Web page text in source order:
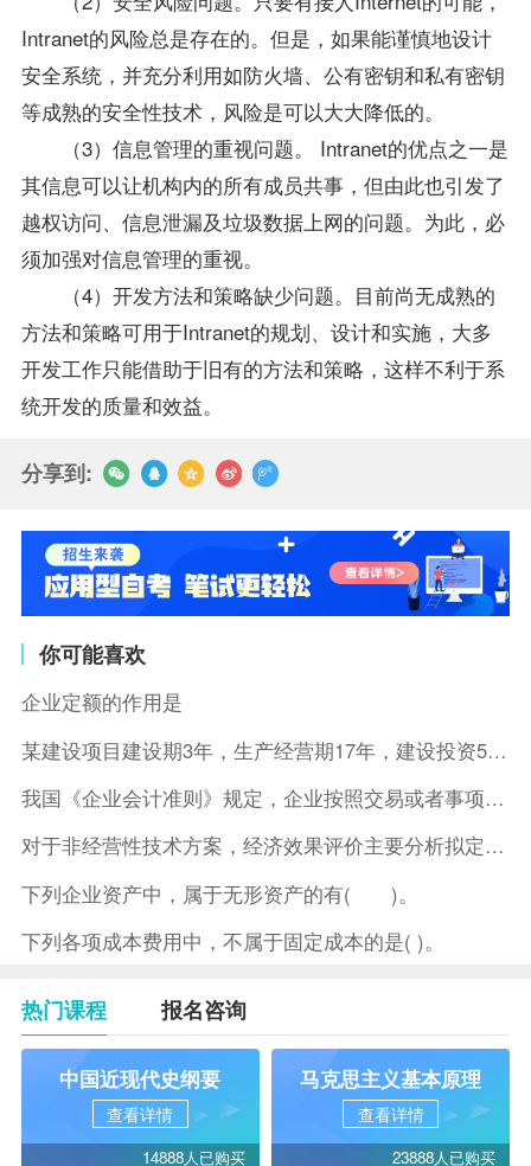
Intranet的风险总是存在的。但是，如果能谨慎地设计
安全系统，并充分利用如防火墙、公有密钥和私有密钥
等成熟的安全性技术，风险是可以大大降低的。
（3）信息管理的重视问题。 Intranet的优点之一是
其信息可以让机构内的所有成员共事，但由此也引发了
越权访问、信息泄漏及垃圾数据上网的问题。为此，必
须加强对信息管理的重视。
（4）开发方法和策略缺少问题。目前尚无成熟的
方法和策略可用于Intranet的规划、设计和实施，大多
开发工作只能借助于旧有的方法和策略，这样不利于系
统开发的质量和效益。
分享到:
你可能喜欢
企业定额的作用是
某建设项目建设期3年，生产经营期17年，建设投资5500万元
我国《企业会计准则》规定，企业按照交易或者事项的经济特征确定
对于非经营性技术方案，经济效果评价主要分析拟定方案的( )。
下列企业资产中，属于无形资产的有( )。
下列各项成本费用中，不属于固定成本的是( )。
热门课程 报名咨询
中国近现代史纲要
查看详情
14888人已购买
马克思主义基本原理
查看详情
23888人已购买